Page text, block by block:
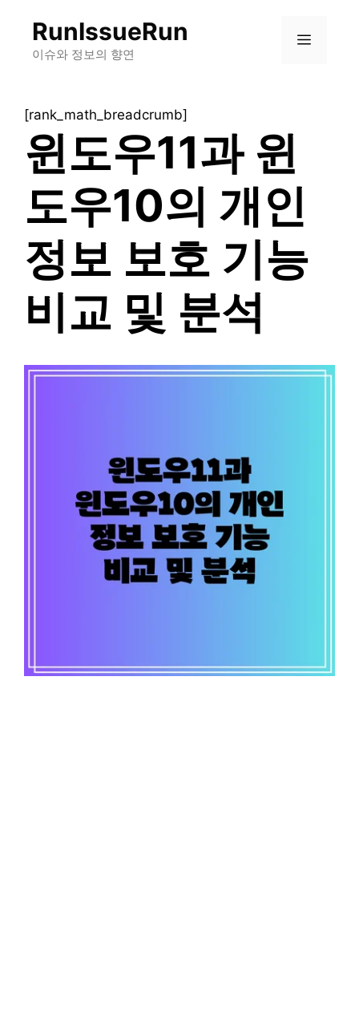
RunIssueRun
이슈와 정보의 향연
메
[rank_math_breadcrumb]
윈도우11과 윈
도우10의 개인
정보 보호 기능
비교 및 분석